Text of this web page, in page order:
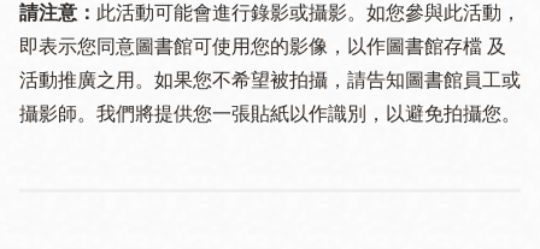
請注意： 此活動可能會進行錄影或攝影。如您參與此活動，
即表示您同意圖書館可使用您的影像，以作圖書館存檔 及
活動推廣之用。如果您不希望被拍攝，請告知圖書館員工或
攝影師。我們將提供您一張貼紙以作識別，以避免拍攝您。